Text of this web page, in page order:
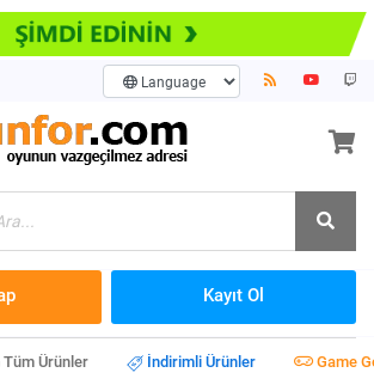
Kayıt Ol
Tüm Ürünler İndirimli Ürünler Game